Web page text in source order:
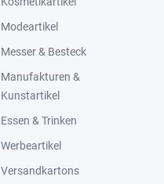
Modeartikel
Messer & Besteck
Manufakturen &
Kunstartikel
Essen & Trinken
Werbeartikel
Versandkartons